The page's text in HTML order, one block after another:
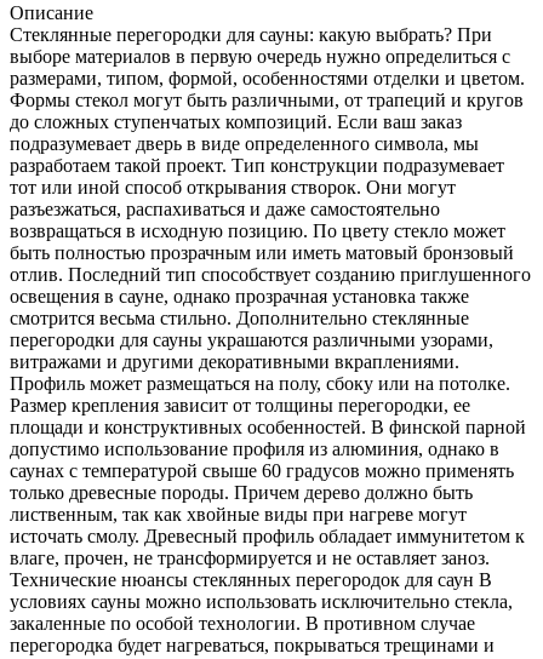
Описание
Стеклянные перегородки для сауны: какую выбрать? При
выборе материалов в первую очередь нужно определиться с
размерами, типом, формой, особенностями отделки и цветом.
Формы стекол могут быть различными, от трапеций и кругов
до сложных ступенчатых композиций. Если ваш заказ
подразумевает дверь в виде определенного символа, мы
разработаем такой проект. Тип конструкции подразумевает
тот или иной способ открывания створок. Они могут
разъезжаться, распахиваться и даже самостоятельно
возвращаться в исходную позицию. По цвету стекло может
быть полностью прозрачным или иметь матовый бронзовый
отлив. Последний тип способствует созданию приглушенного
освещения в сауне, однако прозрачная установка также
смотрится весьма стильно. Дополнительно стеклянные
перегородки для сауны украшаются различными узорами,
витражами и другими декоративными вкраплениями.
Профиль может размещаться на полу, сбоку или на потолке.
Размер крепления зависит от толщины перегородки, ее
площади и конструктивных особенностей. В финской парной
допустимо использование профиля из алюминия, однако в
саунах с температурой свыше 60 градусов можно применять
только древесные породы. Причем дерево должно быть
лиственным, так как хвойные виды при нагреве могут
источать смолу. Древесный профиль обладает иммунитетом к
влаге, прочен, не трансформируется и не оставляет заноз.
Технические нюансы стеклянных перегородок для саун В
условиях сауны можно использовать исключительно стекла,
закаленные по особой технологии. В противном случае
перегородка будет нагреваться, покрываться трещинами и